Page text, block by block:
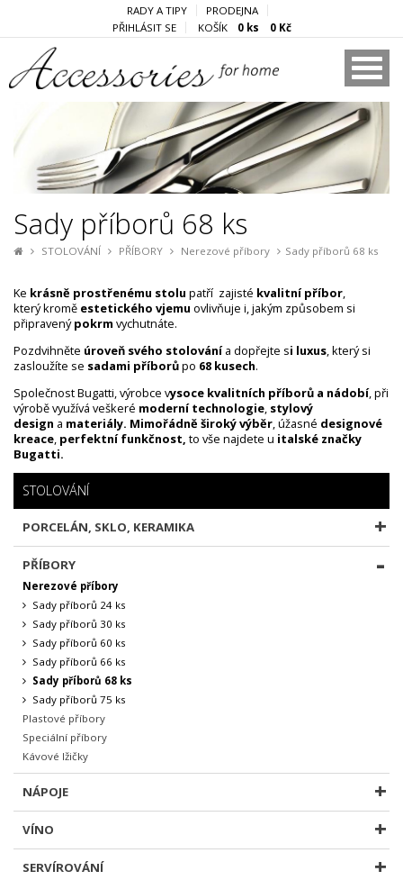
RADY A TIPY
PRODEJNA
PŘIHLÁSIT SE
KOŠÍK 0 ks 0 Kč
Sady příborů 68 ks
STOLOVÁNÍ PŘÍBORY Nerezové příbory Sady příborů 68 ks
Ke krásně prostřenému stolu patří zajisté kvalitní příbor,
který kromě estetického vjemu ovlivňuje i, jakým způsobem si
připravenýpokrm vychutnáte.
Pozdvihněte úroveň svého stolovánía dopřejte si luxus, který si
zasloužíte se sadami příborůpo 68 kusech.
Společnost Bugatti, výrobce vysoce kvalitních příborů a nádobí, při
výrobě využívá veškeré moderní technologie stylový
design a materiály. Mimořádně široký výběr , úžasné designové
kreace perfektní funkčnost, to vše najdete u italské značky
Bugatti.
STOLOVÁNÍ
PORCELÁN, SKLO, KERAMIKA
PŘÍBORY
Nerezové příbory
Sady příborů 24 ks
Sady příborů 30 ks
Sady příborů 60 ks
Sady příborů 66 ks
Sady příborů 68 ks
Sady příborů 75 ks
Plastové příbory
Speciální příbory
Kávové lžičky
NÁPOJE
VÍNO
SERVÍROVÁNÍ